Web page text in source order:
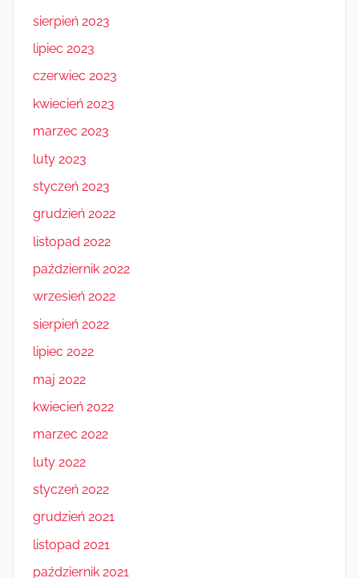
sierpień 2023
lipiec 2023
czerwiec 2023
kwiecień 2023
marzec 2023
luty 2023
styczeń 2023
grudzień 2022
listopad 2022
październik 2022
wrzesień 2022
sierpień 2022
lipiec 2022
maj 2022
kwiecień 2022
marzec 2022
luty 2022
styczeń 2022
grudzień 2021
listopad 2021
październik 2021